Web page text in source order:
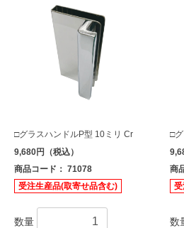
□グラスハンドルP型 10ミリ Cr
9,680円（税込）
商品コード： 71078
受注生産品(取寄せ品含む)
数量
□
商
数